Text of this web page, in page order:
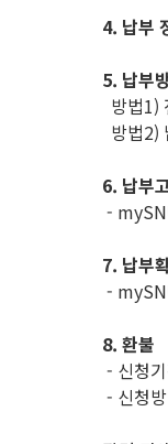
4. 납부
5. 납부
방법1)
방법2)
6. 납부
-
7. 납부
-
8. 환불
- 신청
- 신청